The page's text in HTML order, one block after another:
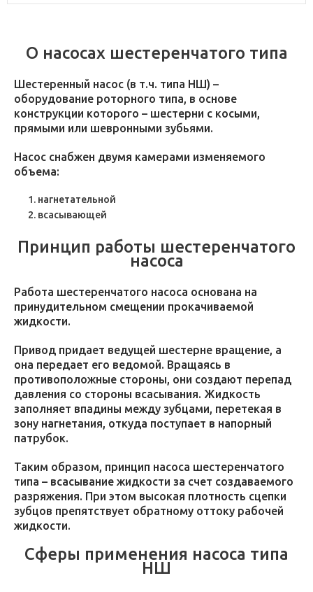
О насосах шестеренчатого типа
Шестеренный насос (в т.ч. типа НШ) –
оборудование роторного типа, в основе
конструкции которого – шестерни с косыми,
прямыми или шевронными зубьями.
Насос снабжен двумя камерами изменяемого
объема:
нагнетательной
всасывающей
Принцип работы шестеренчатого
насоса
Работа шестеренчатого насоса основана на
принудительном смещении прокачиваемой
жидкости.
Привод придает ведущей шестерне вращение, а
она передает его ведомой. Вращаясь в
противоположные стороны, они создают перепад
давления со стороны всасывания. Жидкость
заполняет впадины между зубцами, перетекая в
зону нагнетания, откуда поступает в напорный
патрубок.
Таким образом, принцип насоса шестеренчатого
типа – всасывание жидкости за счет создаваемого
разряжения. При этом высокая плотность сцепки
зубцов препятствует обратному оттоку рабочей
жидкости.
Сферы применения насоса типа
НШ